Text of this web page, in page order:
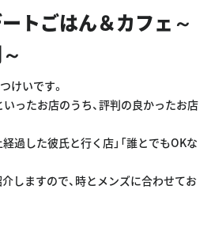
トごはん＆カフェ～
けいです。
いったお店のうち、評判の良かったお店
経過した彼氏と行く店」「誰とでもOKな
しますので、時とメンズに合わせてお